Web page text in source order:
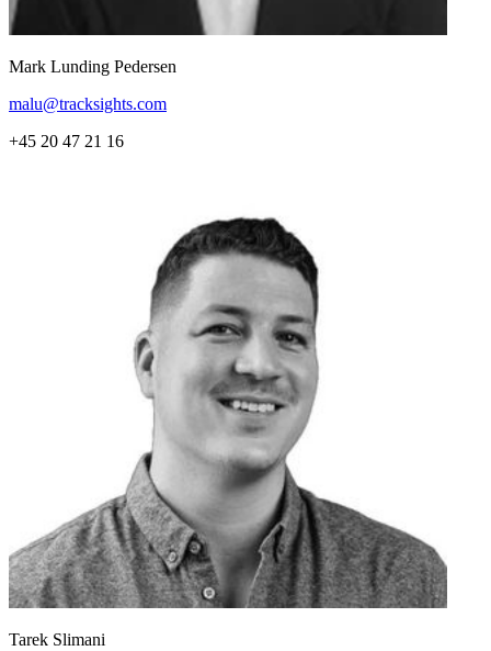
Mark Lunding Pedersen
malu@tracksights.com
+45 20 47 21 16
Tarek Slimani